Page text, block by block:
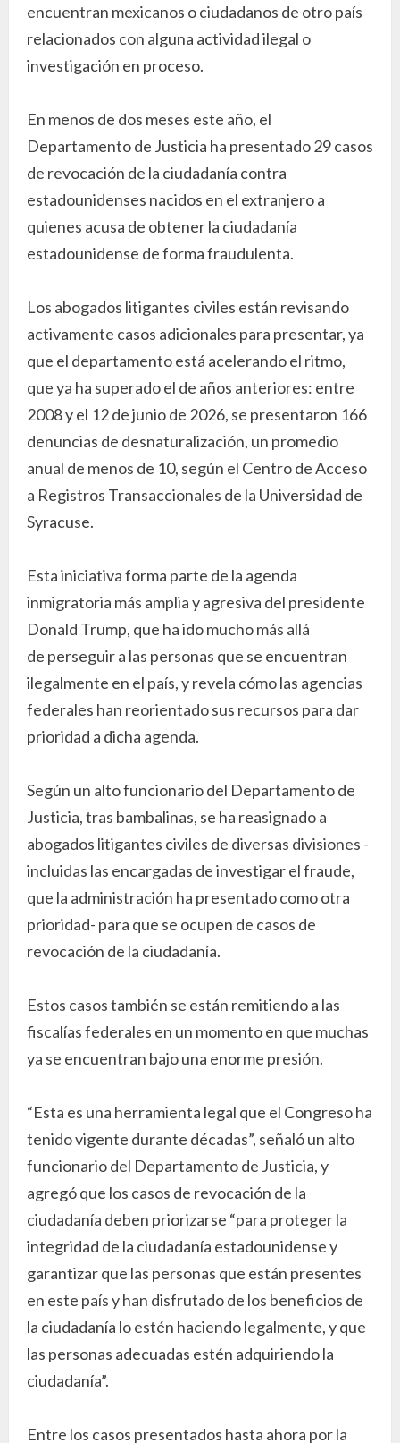
encuentran mexicanos o ciudadanos de otro país
relacionados con alguna actividad ilegal o
investigación en proceso.
En menos de dos meses este año, el
Departamento de Justicia ha presentado 29 casos
de revocación de la ciudadanía contra
estadounidenses nacidos en el extranjero a
quienes acusa de obtener la ciudadanía
estadounidense de forma fraudulenta.
Los abogados litigantes civiles están revisando
activamente casos adicionales para presentar, ya
que el departamento está acelerando el ritmo,
que ya ha superado el de años anteriores: entre
2008 y el 12 de junio de 2026, se presentaron 166
denuncias de desnaturalización, un promedio
anual de menos de 10, según el Centro de Acceso
a Registros Transaccionales de la Universidad de
Syracuse.
Esta iniciativa forma parte de la agenda
inmigratoria más amplia y agresiva del presidente
Donald Trump, que ha ido mucho más allá
de perseguir a las personas que se encuentran
ilegalmente en el país, y revela cómo las agencias
federales han reorientado sus recursos para dar
prioridad a dicha agenda.
Según un alto funcionario del Departamento de
Justicia, tras bambalinas, se ha reasignado a
abogados litigantes civiles de diversas divisiones -
incluidas las encargadas de investigar el fraude,
que la administración ha presentado como otra
prioridad- para que se ocupen de casos de
revocación de la ciudadanía.
Estos casos también se están remitiendo a las
fiscalías federales en un momento en que muchas
ya se encuentran bajo una enorme presión.
“Esta es una herramienta legal que el Congreso ha
tenido vigente durante décadas”, señaló un alto
funcionario del Departamento de Justicia, y
agregó que los casos de revocación de la
ciudadanía deben priorizarse “para proteger la
integridad de la ciudadanía estadounidense y
garantizar que las personas que están presentes
en este país y han disfrutado de los beneficios de
la ciudadanía lo estén haciendo legalmente, y que
las personas adecuadas estén adquiriendo la
ciudadanía”.
Entre los casos presentados hasta ahora por la